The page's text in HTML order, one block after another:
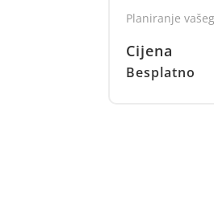
Planiranje
Cijena
Besplatno